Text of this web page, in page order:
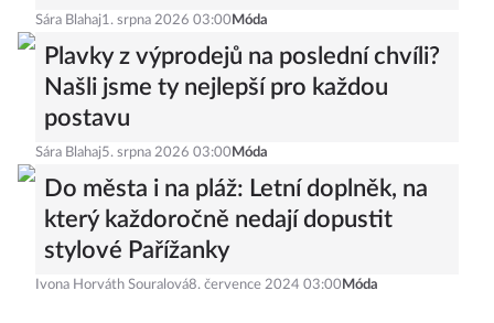
Sára Blahaj1. srpna 2026 03:00 Móda
Plavky z výprodejů na poslední chvíli?
Našli jsme ty nejlepší pro každou
postavu
Sára Blahaj5. srpna 2026 03:00 Móda
Do města i na pláž: Letní doplněk, na
který každoročně nedají dopustit
stylové Pařížanky
Ivona Horváth Souralová8. července 2024 03:00 Móda